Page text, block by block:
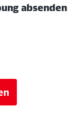
absenden